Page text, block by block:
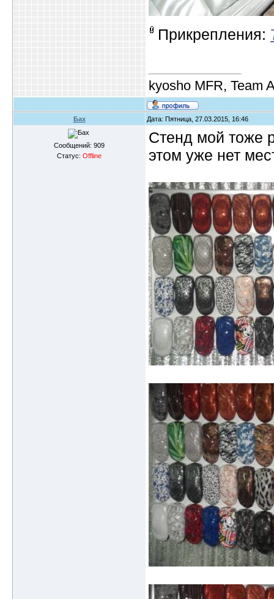
Прикрепления:
kyosho MFR, Team
Бах Дата: Пятница, 27.03.2015, 16:46
Сообщений: 909
Статус: Offline
Стенд мой тоже
этом уже нет